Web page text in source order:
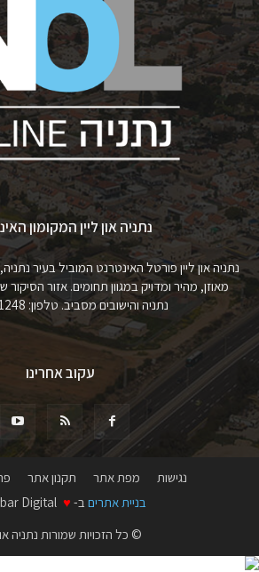
נתניה און ליין המקומון
נתניה און ליין פורטל האינטרנט המוביל בעיר
מאוזן, מהיר ומדויק במגוון תחומים. אזור
נתניה והישובים מסביב. טלפון: 050-8491248
עקוב אחרינו
נגישות מפת אתר תקנון אתר
בניית אתרים ב- ♥
© כל הזכויות שמורות נתניה